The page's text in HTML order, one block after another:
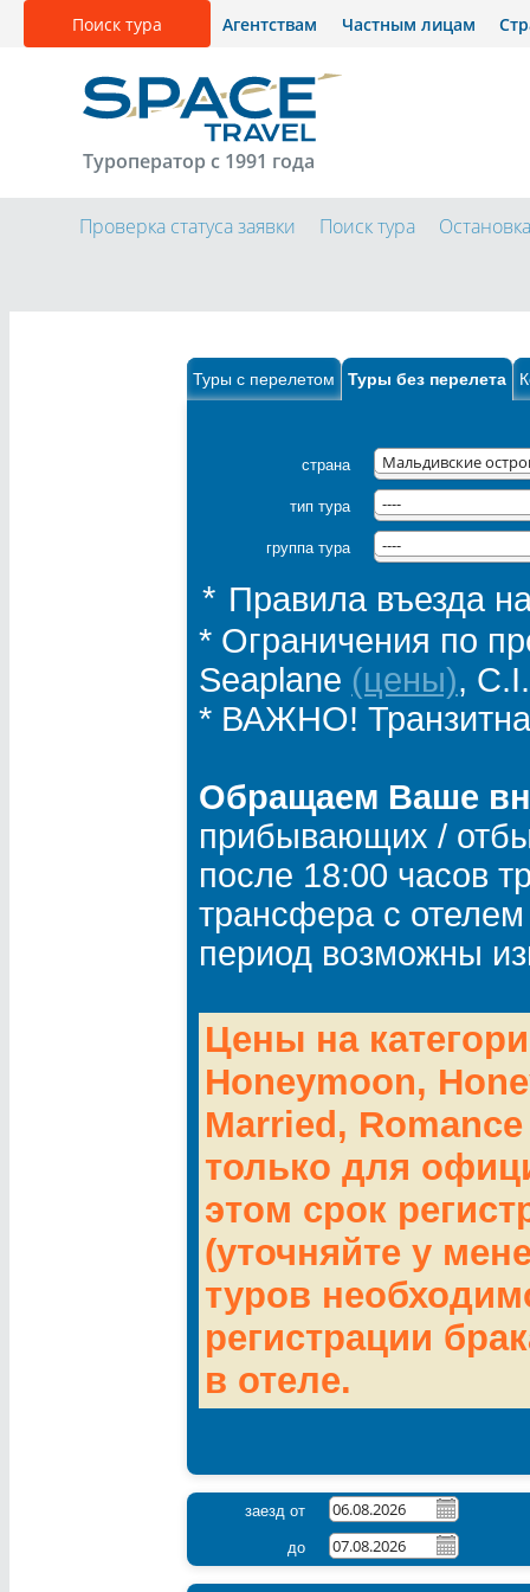
Поиск тура Агентствам Частным лицам
Туроператор с 1991 года
Проверка статуса заявки Поиск тура
Туры с перелетом Туры без перелета
страна Мальдивские
тип тура ----
группа тура ----
* Правила въезда
* Ограничения по
Seaplane (цены),
* ВАЖНО!
Обращаем Ваше
прибывающих /
после 18:00 часов
трансфера с
период возможны
Цены на
Honeymoon,
Married,
только для
этом срок
(уточняйте у
туров
регистрации
в отеле.
заезд от
до